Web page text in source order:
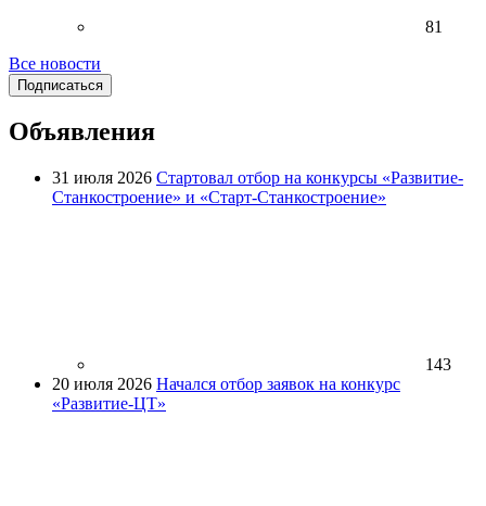
81
Все новости
Подписаться
Объявления
31 июля 2026 Стартовал отбор на конкурсы «Развитие-
Станкостроение» и «Старт-Станкостроение»
143
20 июля 2026 Начался отбор заявок на конкурс
«Развитие-ЦТ»